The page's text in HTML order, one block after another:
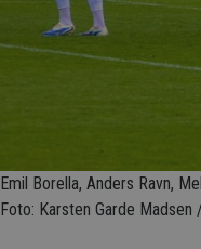
Emil Borella, Anders Ravn,
Foto: Karsten Garde Madsen